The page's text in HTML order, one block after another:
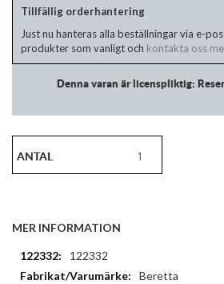
Tillfällig orderhantering
Just nu hanteras alla beställningar via e-
produkter som vanligt och kontakta oss
Denna varan är licenspliktig:
ANTAL
MER INFORMATION
Mer
information
122332
Beretta